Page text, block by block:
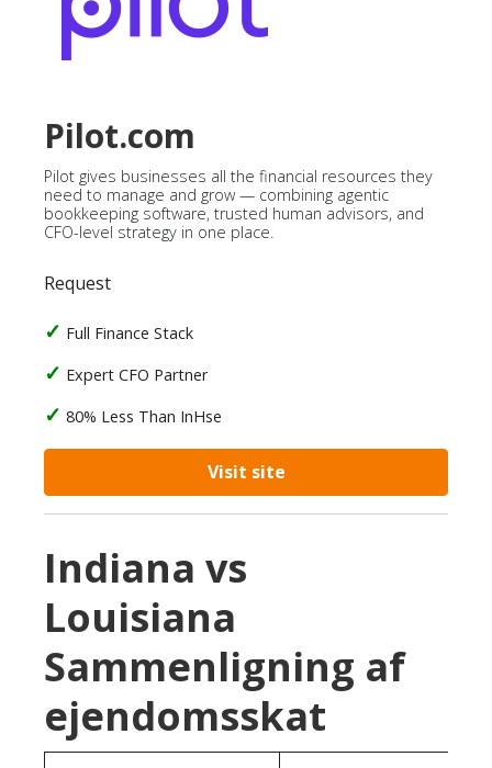
Pilot.com
Pilot gives businesses all the financial resources they
need to manage and grow — combining agentic
bookkeeping software, trusted human advisors, and
CFO-level strategy in one place.
Request
Full Finance Stack
Expert CFO Partner
80% Less Than InHse
Visit site
Indiana vs
Louisiana
Sammenligning af
ejendomsskat